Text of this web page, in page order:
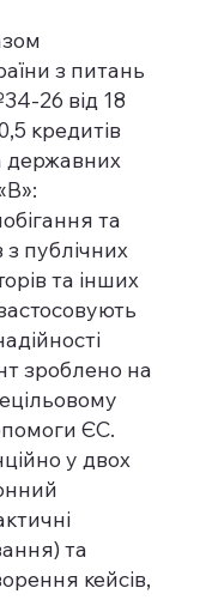
з питань
26 від 18
кредитів
державних
та
з публічних
та інших
зроблено на
ЄС.
у двох
та
кейсів,